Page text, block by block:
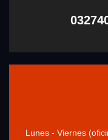
Lunes - Viernes